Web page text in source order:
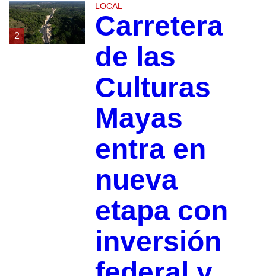
2
LOCAL
Carretera
de las
Culturas
Mayas
entra en
nueva
etapa con
inversión